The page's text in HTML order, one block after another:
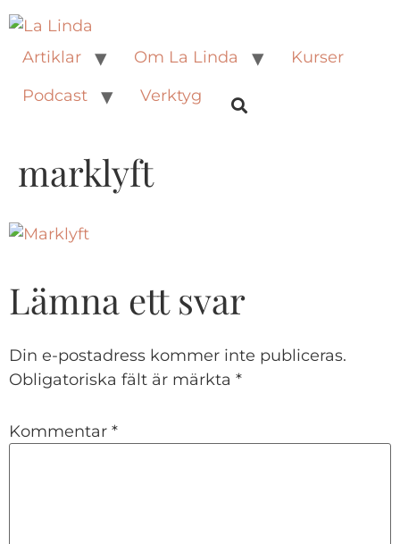
Artiklar Om La Linda
Kurser
Podcast
Verktyg
marklyft
Lämna ett svar
Din e-postadress kommer inte publiceras.
Obligatoriska fält är märkta *
Kommentar *